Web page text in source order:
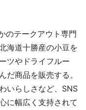
のテークアウト専門
海道十勝産の小豆を
ツやドライフルー
だ商品を販売する。
いらしさなど、SNS
に幅広く支持されて